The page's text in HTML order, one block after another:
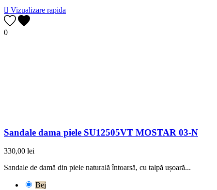
 Vizualizare rapida
0
Sandale dama piele SU12505VT MOSTAR 03-N
330,00 lei
Sandale de damă din piele naturală întoarsă, cu talpă ușoară...
Bej